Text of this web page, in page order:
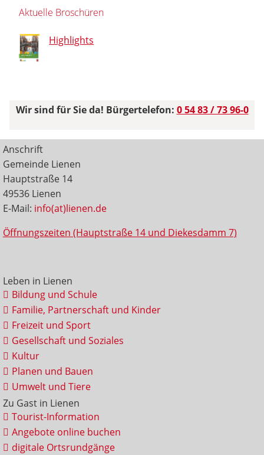
Aktuelle Broschüren
Highlights
Wir sind für Sie da! Bürgertelefon: 0 54 83 / 73 96-0
Anschrift
Gemeinde Lienen
Hauptstraße 14
49536 Lienen
E-Mail: info(at)lienen.de
Öffnungszeiten (Hauptstraße 14 und Diekesdamm 7)
Leben in Lienen
Bildung und Schule
Familie, Partnerschaft und Kinder
Freizeit und Sport
Gesellschaft und Soziales
Kultur
Planen und Bauen
Umwelt und Tiere
Zu Gast in Lienen
Tourist-Information
Angebote online buchen
digitale Ortsrundgänge